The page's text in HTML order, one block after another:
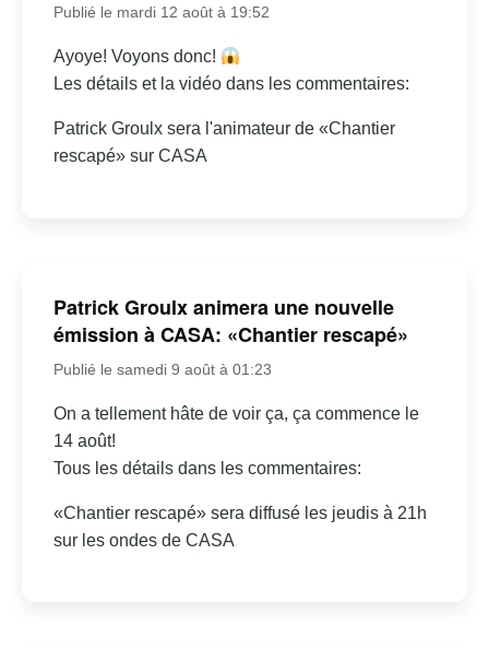
Publié le mardi 12 août à 19:52
Ayoye! Voyons donc!
Les détails et la vidéo dans les commentaires:
Patrick Groulx sera l'animateur de «Chantier
rescapé» sur CASA
Patrick Groulx animera une nouvelle
émission à CASA: «Chantier rescapé»
Publié le samedi 9 août à 01:23
On a tellement hâte de voir ça, ça commence le
14 août!
Tous les détails dans les commentaires:
«Chantier rescapé» sera diffusé les jeudis à 21h
sur les ondes de CASA